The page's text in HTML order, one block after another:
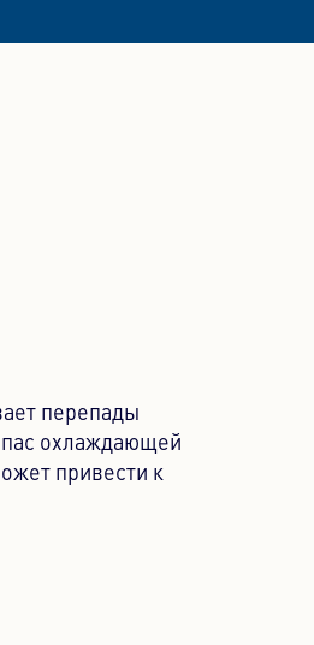
перепады
охлаждающей
привести к